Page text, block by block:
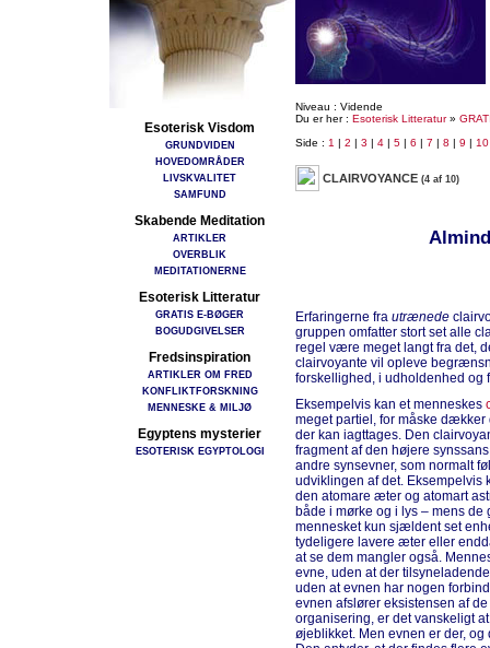
Esoterisk Visdom
GRUNDVIDEN
HOVEDOMRÅDER
LIVSKVALITET
SAMFUND
Skabende Meditation
ARTIKLER
OVERBLIK
MEDITATIONERNE
Esoterisk Litteratur
GRATIS E-BØGER
BOGUDGIVELSER
Fredsinspiration
ARTIKLER OM FRED
KONFLIKTFORSKNING
MENNESKE & MILJØ
Egyptens mysterier
ESOTERISK EGYPTOLOGI
Niveau : Vidende
Du er her : Esoterisk Litteratur»
Side : 1 | 2 | 3 | 4 | 5 | 6 | 7 | 8 | 9 | 10
CLAIRVOYANCE (4 af 10)
Erfaringerne fra utrænede
gruppen omfatter stort set alle
regel være meget langt fra det,
clairvoyante vil opleve
forskellighed, i udholdenhed og
Eksempelvis kan et menneskes
meget partiel, for måske
der kan iagttages. Den
fragment af den højere
andre synsevner, som normalt
udviklingen af det. Eksempelvis
den atomare æter og atomart
både i mørke og i lys – mens
mennesket kun sjældent set
tydeligere lavere æter eller
at se dem mangler også.
evne, uden at der
uden at evnen har nogen
evnen afslører eksistensen af
organisering, er det vanskeligt
øjeblikket. Men evnen er der,